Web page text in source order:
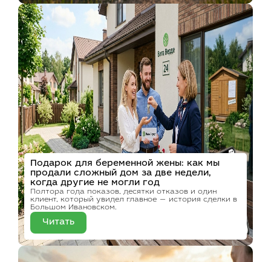
Подарок для беременной жены: как мы
продали сложный дом за две недели,
когда другие не могли год
Полтора года показов, десятки отказов и один
клиент, который увидел главное — история сделки в
Большом Ивановском.
Читать